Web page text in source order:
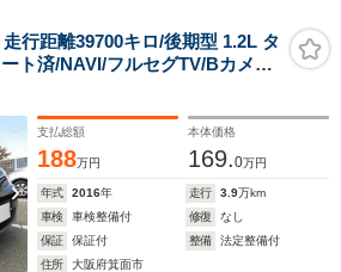
距離39700キロ/後期型 1.2L タ
ト済/NAVI/フルセグTV/Bカメラ/
ンドシステム/ドラレ
バー/令和1.3.5.6年ルノーディー
付
支払総額
188万円
本体価格
169.0万円
年式 2016年 走行 3.9万km
車検
車検整備付 修復
なし
保証
保証付 整備
法定整備付
住所
大阪府箕面市